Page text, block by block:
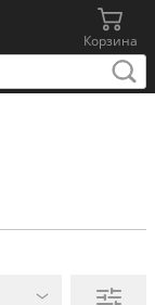
Корзина